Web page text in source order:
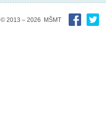
© 2013 – 2026 MŠMT